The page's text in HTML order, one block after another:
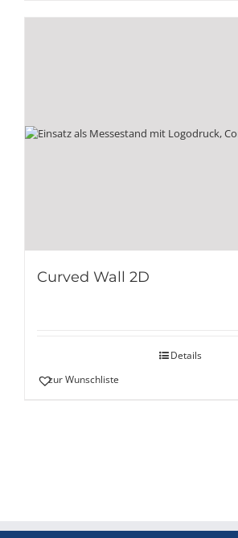
Curved Wall 2D
Details
zur Wunschliste